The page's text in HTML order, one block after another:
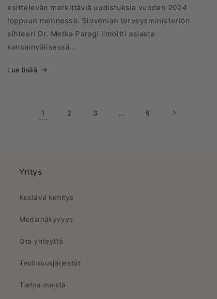
esittelevän merkittäviä uudistuksia vuoden 2024
loppuun mennessä. Slovenian terveysministeriön
sihteeri Dr. Metka Paragi ilmoitti asiasta
kansainvälisessä...
Lue lisää
1 2 3 … 6
Yritys
Kestävä kehitys
Medianäkyvyys
Ota yhteyttä
Teollisuusjärjestöt
Tietoa meistä